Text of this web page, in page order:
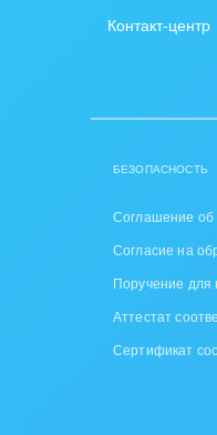
Контакт-центр
БЕЗОПАСНОСТЬ
Соглашение об
Согласие на
Поручение для
Аттестат
Сертификат